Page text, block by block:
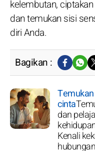
kelembutan,
dan temukan sisi
diri Anda.
Bagikan :
cinta
dan
Kenali